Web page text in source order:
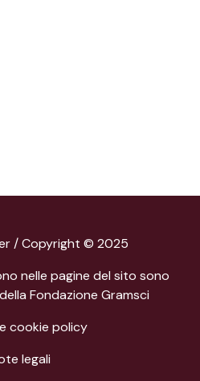
/ Copyright © 2025
nelle pagine del sito sono
Fondazione Gramsci
cookie policy
legali